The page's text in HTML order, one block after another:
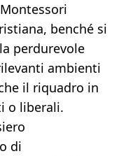
benché si
perdurevole
ambienti
il riquadro in
o liberali.
di